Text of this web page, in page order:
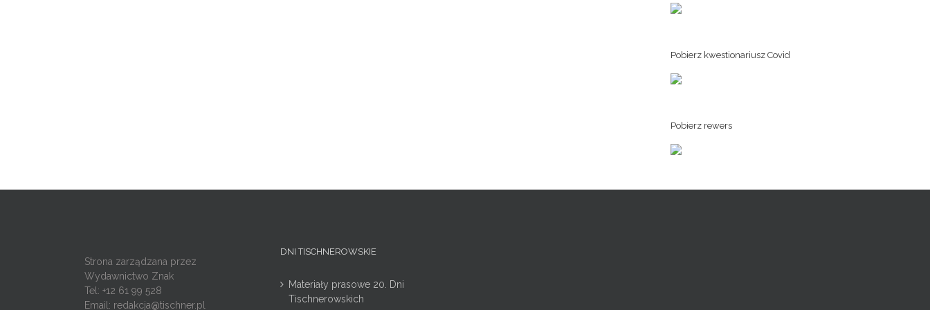
Pobierz kwestionariusz Covid
Pobierz rewers
Strona zarządzana przez
Wydawnictwo Znak
Tel: +12 61 99 528
Email: redakcja@tischner.pl
DNI TISCHNEROWSKIE
Materiały prasowe 20. Dni
Tischnerowskich